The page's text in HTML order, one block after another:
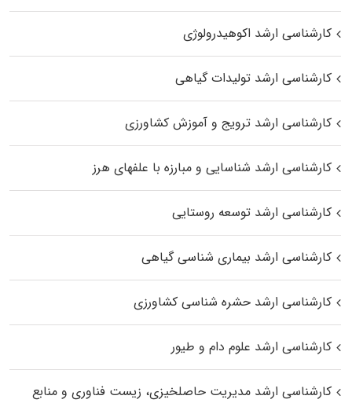
کارشناسی ارشد اکوهیدرولوژی
کارشناسی ارشد تولیدات گیاهی
کارشناسی ارشد ترویج و آموزش کشاورزی
کارشناسی ارشد شناسایی و مبارزه با علفهای هرز
کارشناسی ارشد توسعه روستایی
کارشناسی ارشد بیماری‌ شناسی گیاهی
کارشناسی ارشد حشره‌ شناسی کشاورزی
کارشناسی ارشد علوم دام و طیور
کارشناسی ارشد مدیریت حاصلخیزی، زیست فناوری و منابع